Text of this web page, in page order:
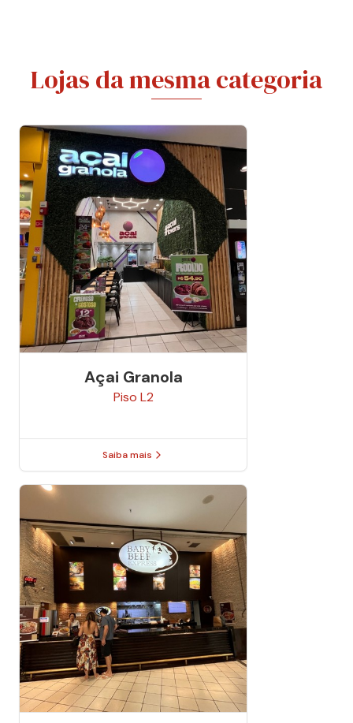
Lojas da mesma categoria
Açai Granola
Piso L2
Saiba mais